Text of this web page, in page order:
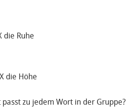
die Ruhe
die Höhe
passt zu jedem Wort in der Gruppe?